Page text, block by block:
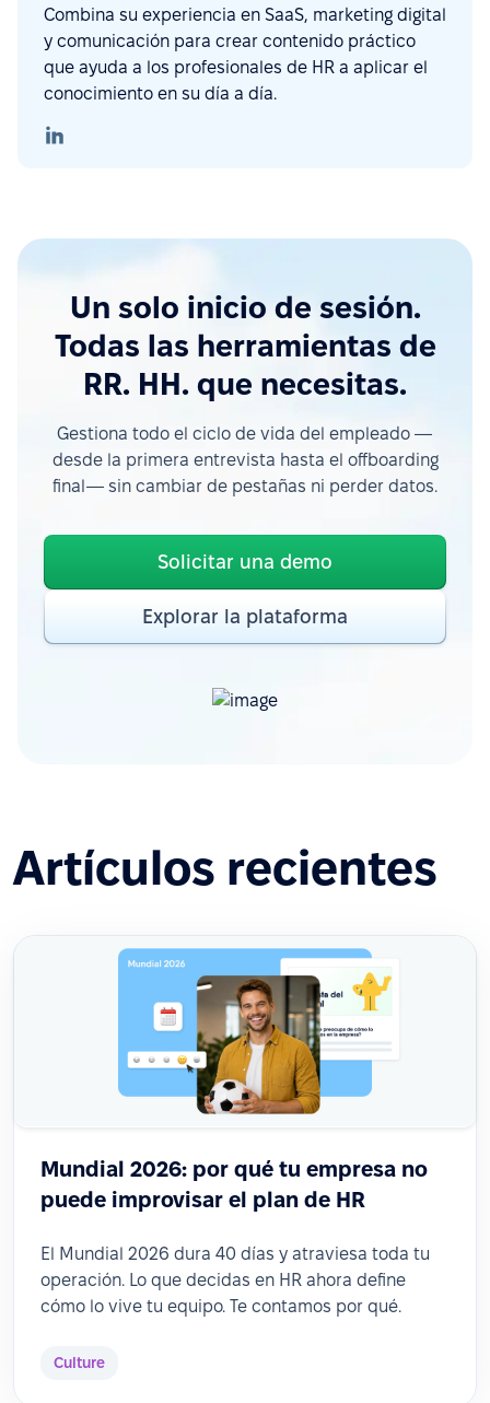
Combina su experiencia en SaaS, marketing digital
y comunicación para crear contenido práctico
que ayuda a los profesionales de HR a aplicar el
conocimiento en su día a día.
Un solo inicio de sesión.
Todas las herramientas de
RR. HH. que necesitas.
Gestiona todo el ciclo de vida del empleado —
desde la primera entrevista hasta el offboarding
final— sin cambiar de pestañas ni perder datos.
Solicitar una demo
Explorar la plataforma
Artículos recientes
Mundial 2026: por qué tu empresa no
puede improvisar el plan de HR
El Mundial 2026 dura 40 días y atraviesa toda tu
operación. Lo que decidas en HR ahora define
cómo lo vive tu equipo. Te contamos por qué.
Culture